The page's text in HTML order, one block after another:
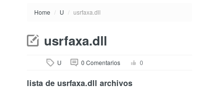
Home / U / usrfaxa.dll
usrfaxa.dll
U 0 Comentarios 0
lista de usrfaxa.dll archivos